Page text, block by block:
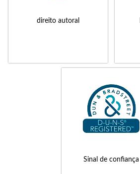
direito autoral
Sinal de confiança